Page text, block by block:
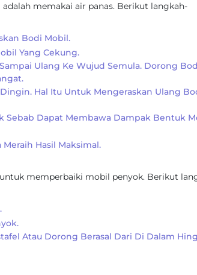
memakai air panas. Berikut langkah-
Bodi Mobil.
Yang Cekung.
Ulang Ke Wujud Semula. Dorong
Hal Itu Untuk Mengeraskan Ulang
Sebab Dapat Membawa Dampak Bentuk
Hasil Maksimal.
memperbaiki mobil penyok. Berikut
Atau Dorong Berasal Dari Di Dalam